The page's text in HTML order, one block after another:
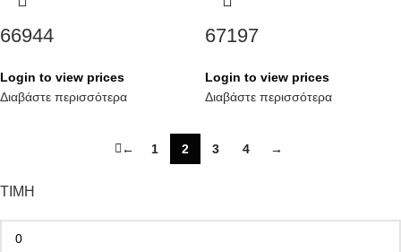
ΤΙΜΗ
66944
Login to view prices
Διαβάστε περισσότερα
67197
Login to view prices
Διαβάστε περισσότερα
← 1 2 3 4 →